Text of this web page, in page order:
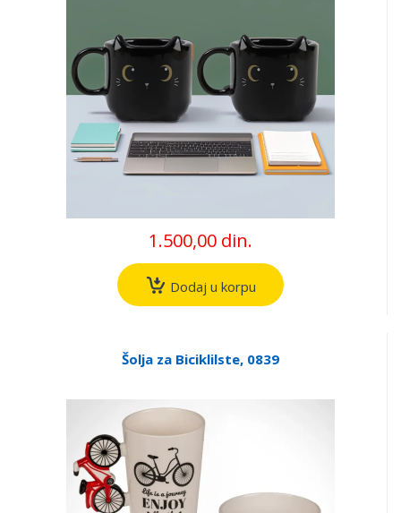
1.500,00 din.
Dodaj u korpu
Šolja za Biciklilste, 0839